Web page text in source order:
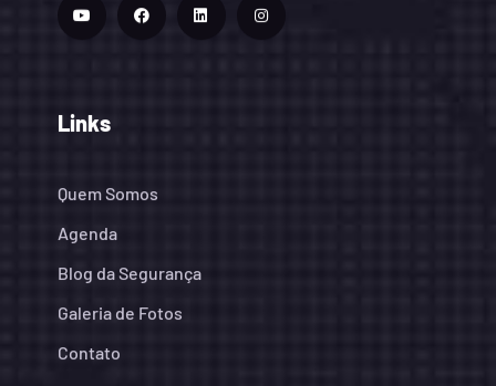
Links
Quem Somos
Agenda
Blog da Segurança
Galeria de Fotos
Contato